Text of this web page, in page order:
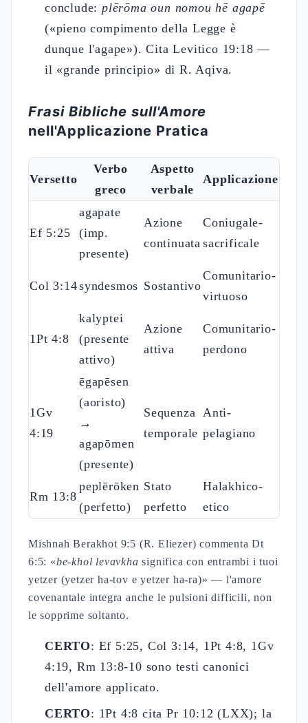
conclude:plērōma oun nomou hē agapē
(«pieno compimento della Legge è
dunque l'agape»). Cita Levitico 19:18 —
il «grande principio» di R. Aqiva.
Frasi Bibliche sull'Amore
nell'Applicazione Pratica
Versetto
Verbo
greco
Aspetto
verbale
Applicazione
Ef 5:25
agapate
(imp.
presente)
Azione
continuata
Coniugale-
sacrificale
Col 3:14syndesmos Sostantivo
Comunitario-
virtuoso
1Pt 4:8
kalyptei
(presente
attivo)
Azione
attiva
Comunitario-
perdono
1Gv
4:19
ēgapēsen
(aoristo)
→
agapōmen
(presente)
Sequenza
temporale
Anti-
pelagiano
Rm 13:8
peplērōken
(perfetto)
Stato
perfetto
Halakhico-
etico
Mishnah Berakhot 9:5 (R. Eliezer) commenta Dt
6:5: «be-khol levavkha significa con entrambi i tuoi
yetzer (yetzer ha-tov e yetzer ha-ra)» — l'amore
covenantale integra anche le pulsioni difficili, non
le sopprime soltanto.
CERTO: Ef 5:25, Col 3:14, 1Pt 4:8, 1Gv
4:19, Rm 13:8-10 sono testi canonici
dell'amore applicato.
CERTO: 1Pt 4:8 cita Pr 10:12 (LXX); la